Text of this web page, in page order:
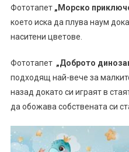
Фототапет „Морско
което иска да плува наум
наситени цветове.
Фототапет „Доброто
подходящ най-вече за
назад докато си играят в
да обожава собствената си